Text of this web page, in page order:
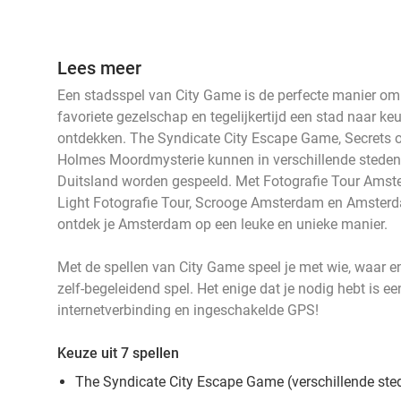
events
events
events
events
events
events
Lees meer
Een stadsspel van City Game is de perfecte manier
favoriete gezelschap en tegelijkertijd een stad naar
ontdekken. The Syndicate City Escape Game,
Holmes Moordmysterie kunnen in verschillende
Duitsland worden gespeeld. Met Fotografie Tour
Light Fotografie Tour, Scrooge Amsterdam en
ontdek je Amsterdam op een leuke en unieke manier.
Met de spellen van City Game speel je met wie, waar
zelf-begeleidend spel. Het enige dat je nodig hebt is
internetverbinding en ingeschakelde GPS!
Keuze uit 7 spellen
The Syndicate City Escape Game (verschillende